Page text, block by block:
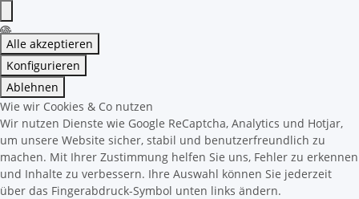
Alle akzeptieren
Konfigurieren
Ablehnen
Wie wir Cookies & Co nutzen
Wir nutzen Dienste wie Google ReCaptcha, Analytics und Hotjar,
um unsere Website sicher, stabil und benutzerfreundlich zu
machen. Mit Ihrer Zustimmung helfen Sie uns, Fehler zu erkennen
und Inhalte zu verbessern. Ihre Auswahl können Sie jederzeit
über das Fingerabdruck-Symbol unten links ändern.